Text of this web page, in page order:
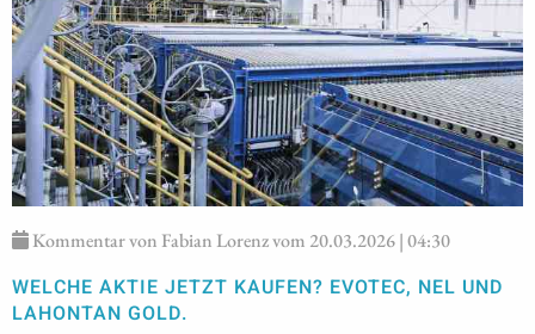
Kommentar von Fabian Lorenz vom 20.03.2026 | 04:30
WELCHE AKTIE JETZT KAUFEN? EVOTEC, NEL UND
LAHONTAN GOLD.